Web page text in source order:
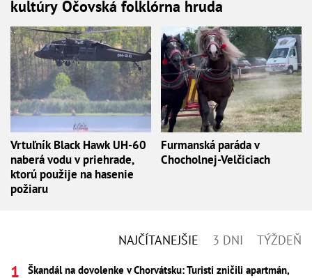
kultúry Očovská folklórna hruda
Vrtuľník Black Hawk UH-60
naberá vodu v priehrade,
ktorú použije na hasenie
požiaru
Furmanská paráda v
Chocholnej-Velčiciach
NAJČÍTANEJŠIE 3 DNI TÝŽDEŇ
Škandál na dovolenke v Chorvátsku: Turisti zničili apartmán,